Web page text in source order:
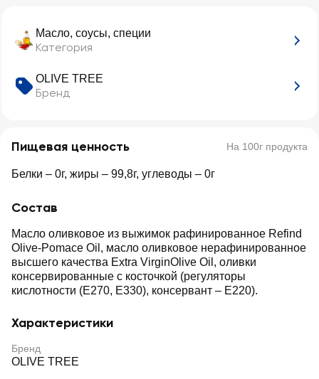
Масло, соусы, специи
Категория
OLIVE TREE
Бренд
Пищевая ценность На 100г продукта
Белки – 0г, жиры – 99,8г, углеводы – 0г
Состав
Масло оливковое из выжимок рафинированное Refind
Olive-Pomace Oil, масло оливковое нерафинированное
высшего качества Extra VirginOlive Oil, оливки
консервированные с косточкой (регуляторы
кислотности (E270, E330), консервант – E220).
Характеристики
Бренд
OLIVE TREE